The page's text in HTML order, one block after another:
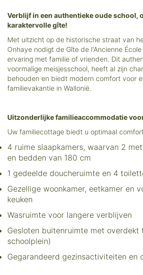
Verblijf in een authentieke oude school,
karaktervolle gîte!
Met uitzicht op de historische straat van
Onhaye nodigt de Gîte de l'Ancienne
ervaring met familie of vrienden. Dit
voormalige meisjesschool, heeft al zijn
behouden en biedt modern comfort voor
familievakantie in Wallonië.
Uitzonderlijke familieaccommodatie
Uw familiecottage biedt u optimaal
4 ruime slaapkamers, waarvan 2
en bedden van 180 cm
1 gedeelde doucheruimte en 4
Gezellige woonkamer, eetkamer en
keuken
Wasruimte voor langere verblijven
Gesloten buitenruimte met overdekt
schoolplein)
Gegarandeerd gezinsactiviteiten en